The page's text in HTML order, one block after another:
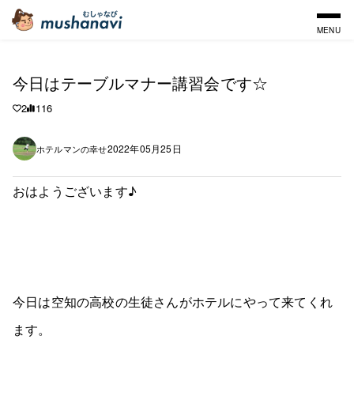
MENU
今日はテーブルマナー講習会です☆
2 116
ホテルマンの幸せ2022年05月25日
おはようございます♪
今日は空知の高校の生徒さんがホテルにやって来てくれ
ます。